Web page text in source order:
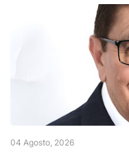
04 Agosto, 2026